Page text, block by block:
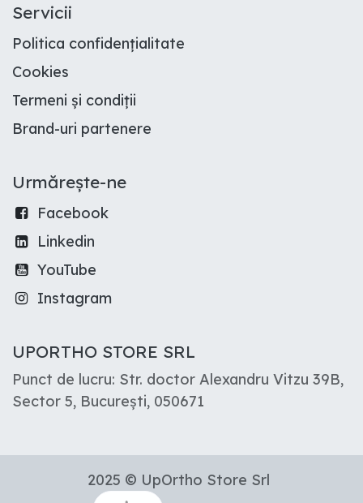
Servicii
Politica confidențialitate
Cookies
Termeni și condiții
Brand-uri partenere
Urmărește-ne
Facebook
Linkedin
YouTube
Instagram
UPORTHO STORE SRL
Punct de lucru: Str. doctor Alexandru Vitzu 39B,
Sector 5, București, 050671
2025 © UpOrtho Store Srl